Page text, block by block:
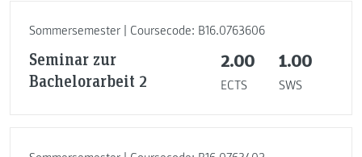
Sommersemester | Coursecode: B16.0763606
Seminar zur
Bachelorarbeit 2
2.00
ECTS
1.00
SWS